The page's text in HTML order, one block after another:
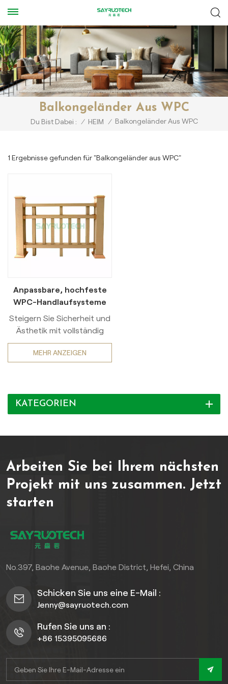
Balkongeländer Aus WPC
Du Bist Dabei : / HEIM / Balkongeländer Aus WPC
1 Ergebnisse gefunden für "Balkongeländer aus WPC"
Anpassbare, hochfeste
WPC-Handlaufsysteme
Steigern Sie Sicherheit und
Ästhetik mit vollständig
anpassbaren, hochfesten
WPC-
Verbundwerkstoff (WPC)
wurden für anspruchsvolle
Sicherheitsinfrastruktur im
Außenbereich und in der
Industrie. Durch die
Kombination der
mit der überlegenen
Widerstandsfähigkeit und
Elastizität von Polyethylen
Leistungsfähigkeit. Außergewöhnliche
strukturelle
Integrität:Entwickelt für
Anwendungen mit hoher
Belastung, gewährleistet es
zuverlässigen Halt in
MEHR ANZEIGEN
KATEGORIEN
Arbeiten Sie bei Ihrem nächsten
Projekt mit uns zusammen. Jetzt
starten
No.397, Baohe Avenue, Baohe District, Hefei, China
Schicken Sie uns eine E-Mail :
Jenny@sayruotech.com
Rufen Sie uns an :
+86 15395095686